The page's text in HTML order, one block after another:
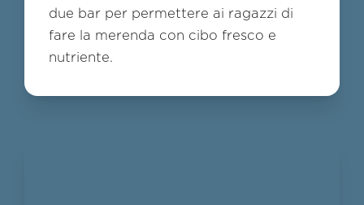
due bar per permettere ai ragazzi di
fare la merenda con cibo fresco e
nutriente.